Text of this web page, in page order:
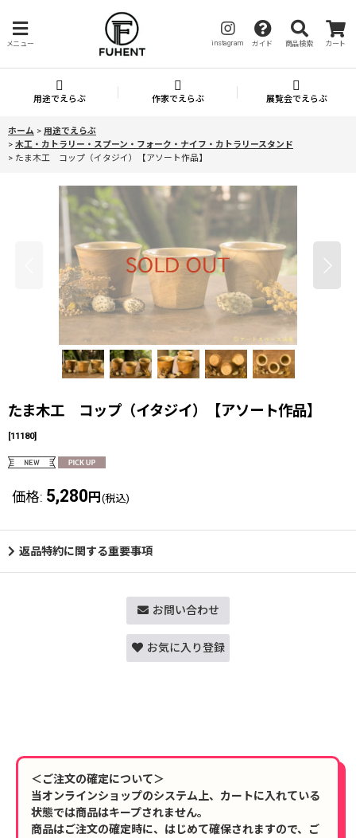
メニュー instagram ガイド 商品検索 カート
用途でえらぶ 作家でえらぶ 展覧会でえらぶ
ホーム > 用途でえらぶ
> 木工・カトラリー・スプーン・フォーク・ナイフ・カトラリースタンド
> たま木工 コップ（イタジイ）【アソート作品】
たま木工 コップ（イタジイ）【アソート作品】
[11180]
価格: 5,280 円 (税込)
返品特約に関する重要事項
お問い合わせ
お気に入り登録
＜ご注文の確定について＞
当オンラインショップのシステム上、カートに入れている
状態では商品はキープされません。
商品はご注文の確定時に、はじめて確保されますので、ご